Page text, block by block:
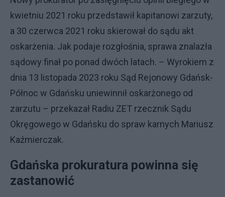
kwietniu 2021 roku przedstawił kapitanowi zarzuty,
a 30 czerwca 2021 roku skierował do sądu akt
oskarżenia. Jak podaje rozgłośnia, sprawa znalazła
sądowy finał po ponad dwóch latach. – Wyrokiem z
dnia 13 listopada 2023 roku Sąd Rejonowy Gdańsk-
Północ w Gdańsku uniewinnił oskarżonego od
zarzutu – przekazał Radiu ZET rzecznik Sądu
Okręgowego w Gdańsku do spraw karnych Mariusz
Kaźmierczak.
Gdańska prokuratura powinna się
zastanowić